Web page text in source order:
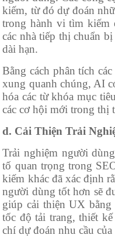
kiếm, từ đó dự đoán
trong hành vi tìm kiếm
các nhà tiếp thị chuẩn
dài hạn.
Bằng cách phân tích
xung quanh chúng, AI
hóa các từ khóa mục
các cơ hội mới trong thị
d. Cải Thiện Trải
Trải nghiệm người
tố quan trọng trong
kiếm khác đã xác định
người dùng tốt hơn sẽ
giúp cải thiện UX
tốc độ tải trang, thiết
chí dự đoán nhu cầu